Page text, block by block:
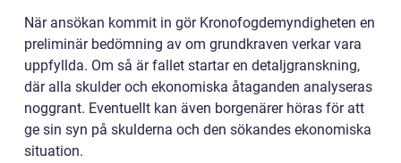
När ansökan kommit in gör Kronofogdemyndigheten en
preliminär bedömning av om grundkraven verkar vara
uppfyllda. Om så är fallet startar en detaljgranskning,
där alla skulder och ekonomiska åtaganden analyseras
noggrant. Eventuellt kan även borgenärer höras för att
ge sin syn på skulderna och den sökandes ekonomiska
situation.